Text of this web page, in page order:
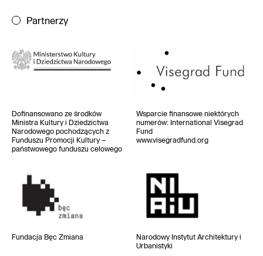
Partnerzy
Dofinansowano ze środków
Ministra Kultury i Dziedzictwa
Narodowego pochodzących z
Funduszu Promocji Kultury –
państwowego funduszu celowego
Wsparcie finansowe niektórych
numerów: International Visegrad
Fund
www.visegradfund.org
Fundacja Bęc Zmiana Narodowy Instytut Architektury i
Urbanistyki